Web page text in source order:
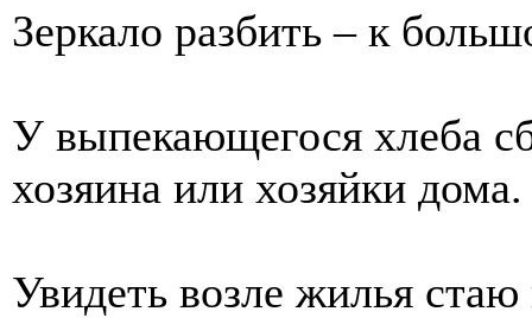
Зеркало разбить – к
У выпекающегося хлеба
хозяина или хозяйки дома.
Увидеть возле жилья